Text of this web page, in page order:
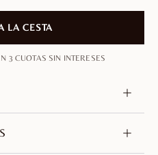
LA CESTA
3 CUOTAS SIN INTERESES
Oro de 18 quilates